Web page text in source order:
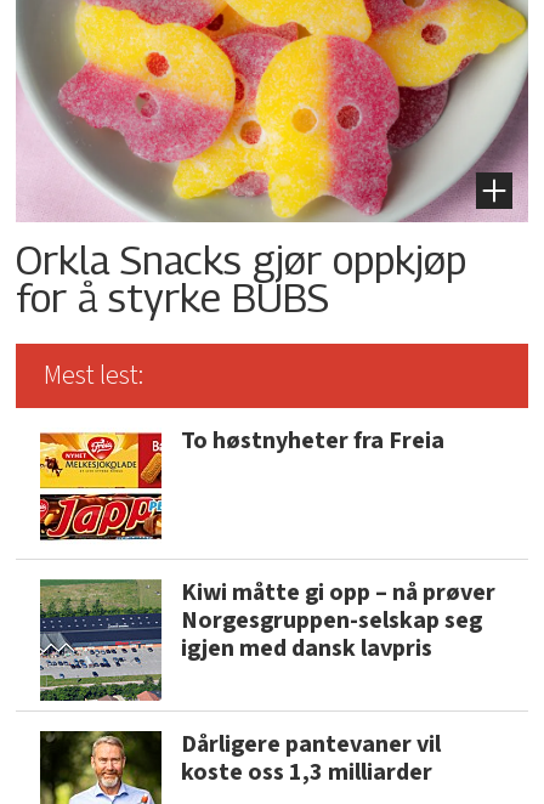
Orkla Snacks gjør oppkjøp
for å styrke BUBS
Mest lest:
To høstnyheter fra Freia
Kiwi måtte gi opp – nå prøver
Norgesgruppen-selskap seg
igjen med dansk lavpris
Dårligere pantevaner vil
koste oss 1,3 milliarder